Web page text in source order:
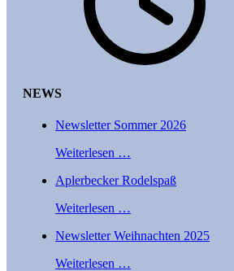
NEWS
Newsletter Sommer 2026
Weiterlesen …
Aplerbecker Rodelspaß
Weiterlesen …
Newsletter Weihnachten 2025
Weiterlesen …